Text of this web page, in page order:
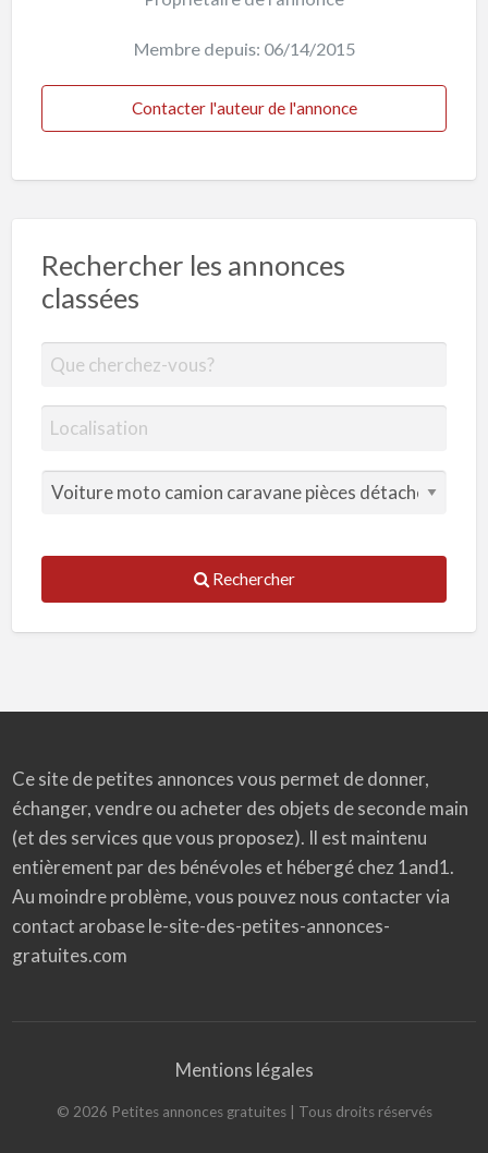
Membre depuis: 06/14/2015
Contacter l'auteur de l'annonce
Rechercher les annonces
classées
Rechercher
Ce site de petites annonces vous permet de donner,
échanger, vendre ou acheter des objets de seconde main
(et des services que vous proposez). Il est maintenu
entièrement par des bénévoles et hébergé chez 1and1.
Au moindre problème, vous pouvez nous contacter via
contact arobase le-site-des-petites-annonces-
gratuites.com
Mentions légales
© 2026 Petites annonces gratuites| Tous droits réservés